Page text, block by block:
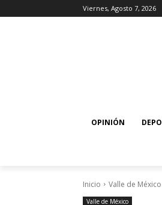
Viernes, Agosto 7, 2026
OPINIÓN
Inicio Valle de México
Valle de México